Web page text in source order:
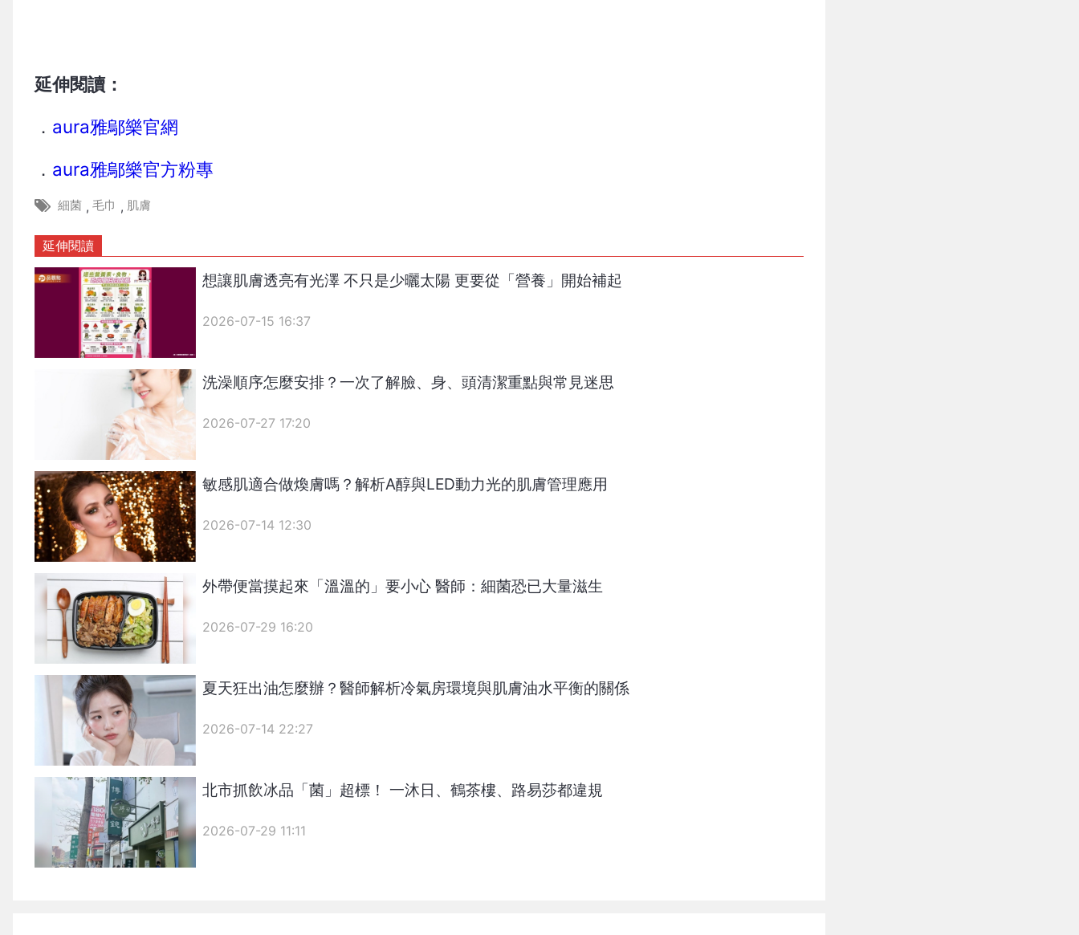
延伸閱讀：
． aura雅鄔樂官網
． aura雅鄔樂官方粉專
細菌 , 毛巾 , 肌膚
延伸閱讀
想讓肌膚透亮有光澤 不只是少曬太陽 更要從「營養」開始補起
2026-07-15 16:37
洗澡順序怎麼安排？一次了解臉、身、頭清潔重點與常見迷思
2026-07-27 17:20
敏感肌適合做煥膚嗎？解析A醇與LED動力光的肌膚管理應用
2026-07-14 12:30
外帶便當摸起來「溫溫的」要小心 醫師：細菌恐已大量滋生
2026-07-29 16:20
夏天狂出油怎麼辦？醫師解析冷氣房環境與肌膚油水平衡的關係
2026-07-14 22:27
北市抓飲冰品「菌」超標！ 一沐日、鶴茶樓、路易莎都違規
2026-07-29 11:11